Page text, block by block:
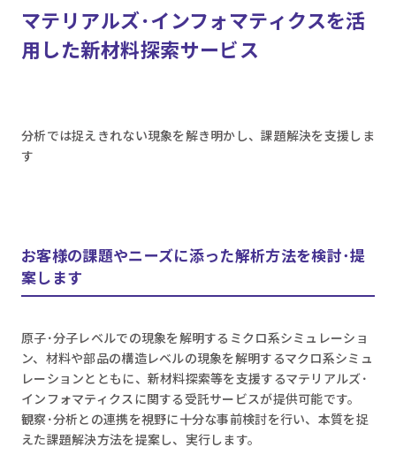
マテリアルズ･インフォマティクスを活
用した新材料探索サービス
分析では捉えきれない現象を解き明かし、課題解決を支援しま
す
お客様の課題やニーズに添った解析方法を検討･提
案します
原子･分子レベルでの現象を解明するミクロ系シミュレーショ
ン、材料や部品の構造レベルの現象を解明するマクロ系シミュ
レーションとともに、新材料探索等を支援するマテリアルズ･
インフォマティクスに関する受託サービスが提供可能です。
観察･分析との連携を視野に十分な事前検討を行い、本質を捉
えた課題解決方法を提案し、実行します。